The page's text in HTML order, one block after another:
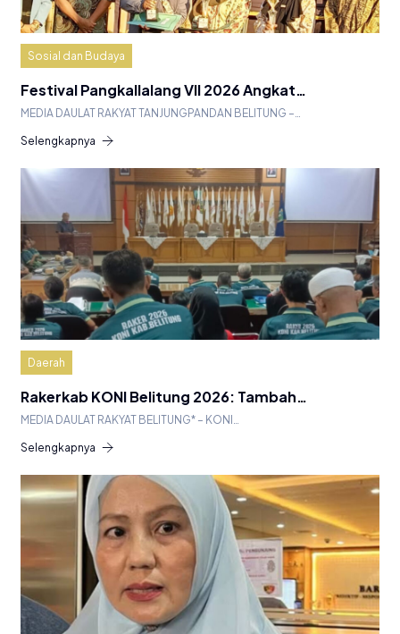
Sosial dan Budaya
Festival Pangkallalang VII 2026 Angkat…
MEDIA DAULAT RAKYAT TANJUNGPANDAN BELITUNG –…
Selengkapnya
Daerah
Rakerkab KONI Belitung 2026: Tambah…
MEDIA DAULAT RAKYAT BELITUNG* – KONI…
Selengkapnya